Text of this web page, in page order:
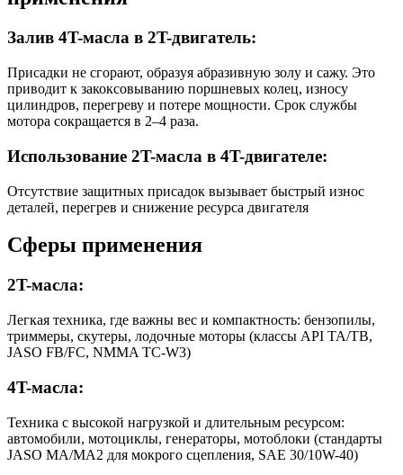
Залив 4T-масла в 2T-двигатель:
Присадки не сгорают, образуя абразивную золу и сажу. Это
приводит к закоксовыванию поршневых колец, износу
цилиндров, перегреву и потере мощности. Срок службы
мотора сокращается в 2–4 раза.
Использование 2T-масла в 4T-двигателе:
Отсутствие защитных присадок вызывает быстрый износ
деталей, перегрев и снижение ресурса двигателя
Сферы применения
2T-масла:
Легкая техника, где важны вес и компактность: бензопилы,
триммеры, скутеры, лодочные моторы (классы API TA/TB,
JASO FB/FC, NMMA TC-W3)
4T-масла:
Техника с высокой нагрузкой и длительным ресурсом:
автомобили, мотоциклы, генераторы, мотоблоки (стандарты
JASO MA/MA2 для мокрого сцепления, SAE 30/10W-40)